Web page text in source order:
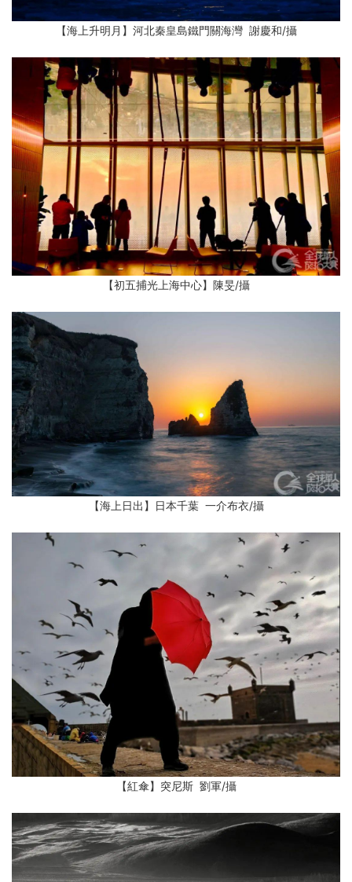
【海上升明月】河北秦皇島鐵門關海灣 謝慶和/攝
【初五捕光上海中心】陳旻/攝
【海上日出】日本千葉 一介布衣/攝
【紅傘】突尼斯 劉軍/攝